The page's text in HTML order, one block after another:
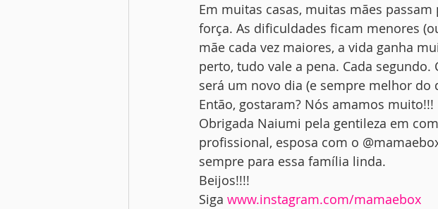
Em muitas casas, muitas mães
força. As dificuldades ficam menores
mãe cada vez maiores, a vida ganha
perto, tudo vale a pena. Cada
será um novo dia (e sempre melhor do
Então, gostaram? Nós amamos muito!!!
Obrigada Naiumi pela gentileza em
profissional, esposa com o
sempre para essa família linda.
Beijos!!!!
Siga www.instagram.com/mamaebox